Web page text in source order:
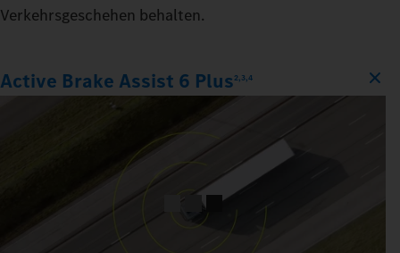
Verkehrsgeschehen behalten.
Active Brake Assist 6 Plus2,3,4